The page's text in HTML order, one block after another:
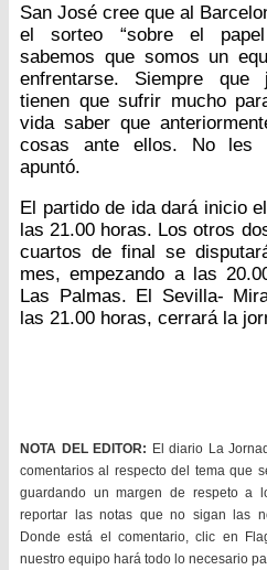
San José cree que al
el sorteo “sobre el
sabemos que somos un
enfrentarse. Siempre que
tienen que sufrir mucho
vida saber que
cosas ante ellos. No les
apuntó.
El partido de ida dará inicio
las 21.00 horas. Los otros
cuartos de final se
mes, empezando a las
Las Palmas. El Sevilla-
las 21.00 horas, cerrará la
NOTA DEL EDITOR: El diario La
comentarios al respecto del tema que
guardando un margen de respeto a
reportar las notas que no sigan las
Donde está el comentario, clic en
nuestro equipo hará todo lo necesario